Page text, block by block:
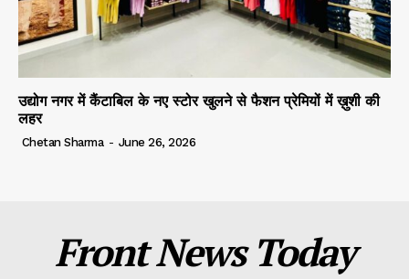
उद्योग नगर में कैंटाबिल के नए स्टोर खुलने से फैशन प्रेमियों में ख़ुशी की
लहर
Chetan Sharma - June 26, 2026
Front News Today